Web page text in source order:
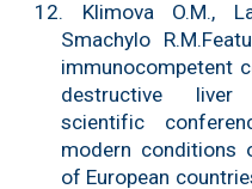
12. Klimova O.M.,
Smachylo
immunocompetent
destructive liver
scientific
modern conditions
of European